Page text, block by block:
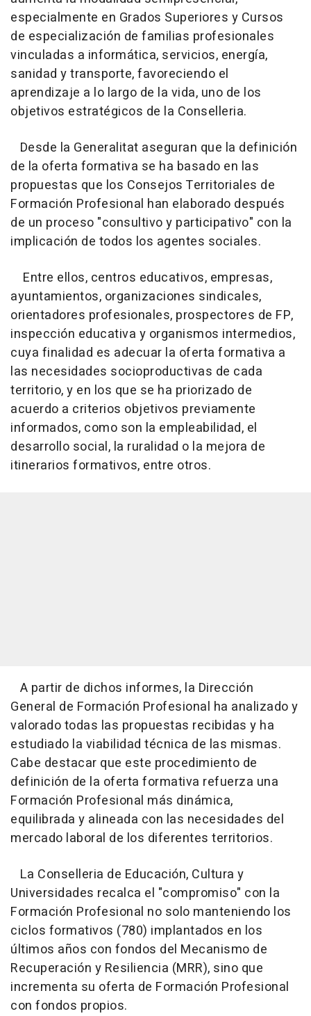
especialmente en Grados Superiores y Cursos
de especialización de familias profesionales
vinculadas a informática, servicios, energía,
sanidad y transporte, favoreciendo el
aprendizaje a lo largo de la vida, uno de los
objetivos estratégicos de la Conselleria.
Desde la Generalitat aseguran que la definición
de la oferta formativa se ha basado en las
propuestas que los Consejos Territoriales de
Formación Profesional han elaborado después
de un proceso "consultivo y participativo" con la
implicación de todos los agentes sociales.
Entre ellos, centros educativos, empresas,
ayuntamientos, organizaciones sindicales,
orientadores profesionales, prospectores de FP,
inspección educativa y organismos intermedios,
cuya finalidad es adecuar la oferta formativa a
las necesidades socioproductivas de cada
territorio, y en los que se ha priorizado de
acuerdo a criterios objetivos previamente
informados, como son la empleabilidad, el
desarrollo social, la ruralidad o la mejora de
itinerarios formativos, entre otros.
A partir de dichos informes, la Dirección
General de Formación Profesional ha analizado y
valorado todas las propuestas recibidas y ha
estudiado la viabilidad técnica de las mismas.
Cabe destacar que este procedimiento de
definición de la oferta formativa refuerza una
Formación Profesional más dinámica,
equilibrada y alineada con las necesidades del
mercado laboral de los diferentes territorios.
La Conselleria de Educación, Cultura y
Universidades recalca el "compromiso" con la
Formación Profesional no solo manteniendo los
ciclos formativos (780) implantados en los
últimos años con fondos del Mecanismo de
Recuperación y Resiliencia (MRR), sino que
incrementa su oferta de Formación Profesional
con fondos propios.